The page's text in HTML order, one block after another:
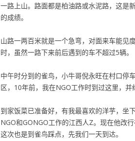
一路上山。路面都是柏油路或水泥路，这是
的成绩。
山路一两百米就是一个急弯，对面来车能见
时，虽然一路下来前后遇到的车不超过5辆。
中午时分到的雀鸟，小牛哥倪永旺在村口停
区，10年前，我在NGO工作时到过这里，并
到家饭菜已准备好，有我最喜欢的洋芋，坐
NGO和GONGO工作的江西人Z。现在他改
这次也是到雀鸟踩点，先我们一天到达。